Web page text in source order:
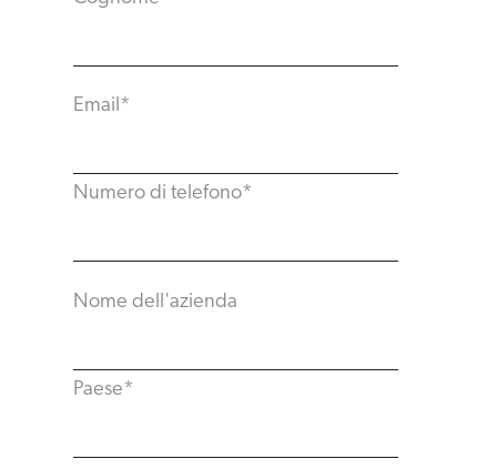
Email*
Numero di telefono*
Nome dell'azienda
Paese*